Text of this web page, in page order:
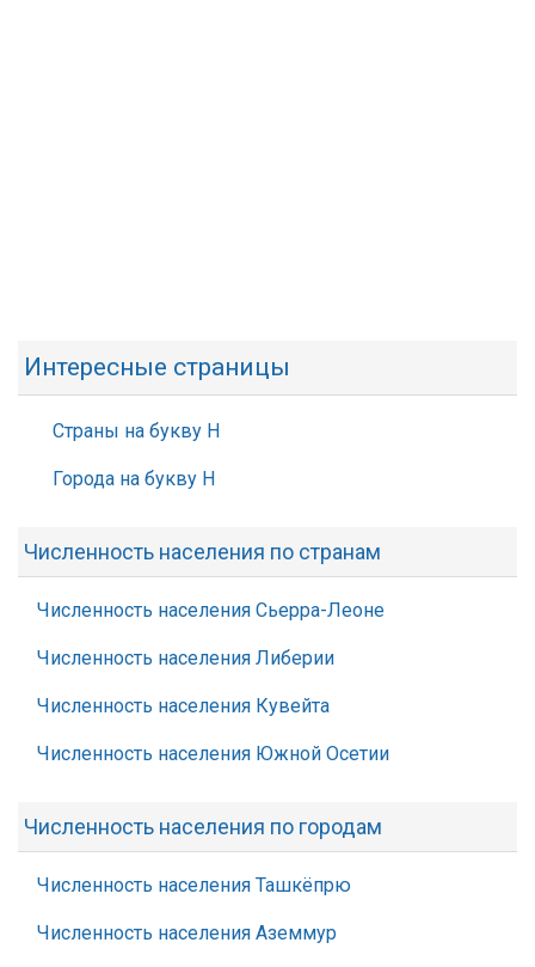
Интересные страницы
Страны на букву Н
Города на букву Н
Численность населения по странам
Численность населения Сьерра-Леоне
Численность населения Либерии
Численность населения Кувейта
Численность населения Южной Осетии
Численность населения по городам
Численность населения Ташкёпрю
Численность населения Аземмур